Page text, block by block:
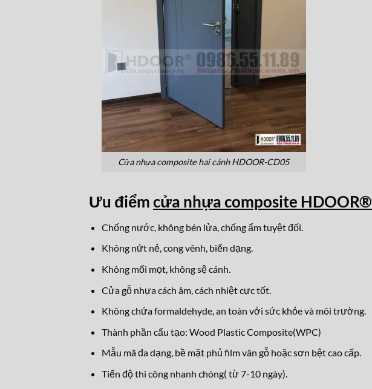
Cửa nhựa composite hai cánh HDOOR-CD05
Ưu điểm cửa nhựa composite HDOOR®
Chống nước, không bén lửa, chống ẩm tuyệt đối.
Không nứt nẻ, cong vênh, biến dạng.
Không mối mọt, không sệ cánh.
Cửa gỗ nhựa cách âm, cách nhiệt cực tốt.
Không chứa formaldehyde, an toàn với sức khỏe và môi trường.
Thành phần cấu tạo: Wood Plastic Composite(WPC)
Mẫu mã đa dạng, bề mặt phủ film vân gỗ hoặc sơn bệt cao cấp.
Tiến độ thi công nhanh chóng( từ 7-10 ngày).